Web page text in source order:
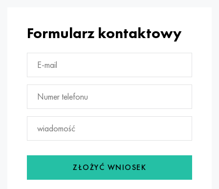
Formularz kontaktowy
ZŁOŻYĆ WNIOSEK